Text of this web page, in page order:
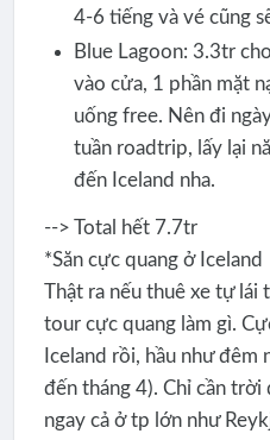
4-6 tiếng và vé cũng
Blue Lagoon: 3.3tr
vào cửa, 1 phần mặt
uống free. Nên đi
tuần roadtrip, lấy lại
đến Iceland nha.
--> Total hết 7.7tr
*Săn cực quang ở Iceland
Thật ra nếu thuê xe tự lái
tour cực quang làm gì.
Iceland rồi, hầu như đêm
đến tháng 4). Chỉ cần trời
ngay cả ở tp lớn như